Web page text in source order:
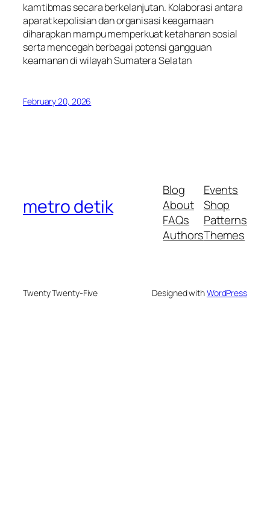
kamtibmas secara berkelanjutan. Kolaborasi antara
aparat kepolisian dan organisasi keagamaan
diharapkan mampu memperkuat ketahanan sosial
serta mencegah berbagai potensi gangguan
keamanan di wilayah Sumatera Selatan
February 20, 2026
metro detik
Blog
About
FAQs
Authors
Events
Shop
Patterns
Themes
Twenty Twenty-Five Designed withWordPress